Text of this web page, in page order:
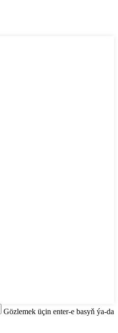
Gözlemek üçin enter-e basyň ýa-da